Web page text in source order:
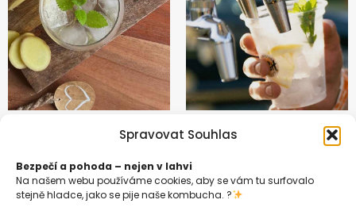
Spravovat Souhlas
Bezpečí a pohoda – nejen v lahvi
Na našem webu používáme cookies, aby se vám tu surfovalo
stejně hladce, jako se pije naše kombucha. ?